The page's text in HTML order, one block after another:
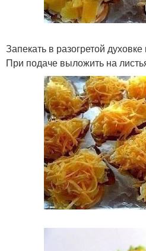
Запекать в разогретой
При подаче выложить на